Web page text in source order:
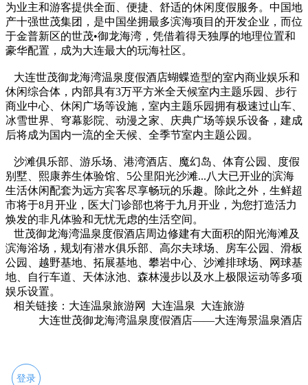
为业主和游客提供全面、便捷、舒适的休闲度假服务。中国地
产十强世茂集团，是中国坐拥最多滨海项目的开发企业，而位
于金普新区的世茂•御龙海湾，凭借着得天独厚的地理位置和
豪华配置，成为大连最大的玩海社区。
大连世茂御龙海湾温泉度假酒店蝴蝶造型的室内商业娱乐和
休闲综合体，内部具有3万平方米全天候室内主题乐园、步行
商业中心、休闲广场等设施，室内主题乐园拥有极速过山车、
冰雪世界、穹幕影院、动漫之家、庆典广场等娱乐设备，建成
后将成为国内一流的全天候、全季节室内主题公园。
沙滩俱乐部、游乐场、港湾酒店、魔幻岛、体育公园、度假
别墅、熙康养生体验馆、5公里阳光沙滩...八大已开业的滨海
生活休闲配套为远方宾客尽享畅玩的乐趣。除此之外，生鲜超
市将于8月开业，医大门诊部也将于九月开业，为您打造活力
焕发的非凡体验和无忧无虑的生活空间。
世茂御龙海湾温泉度假酒店周边修建有大面积的阳光海滩及
滨海浴场，规划有潜水俱乐部、高尔夫球场、房车公园、滑板
公园、越野基地、拓展基地、攀岩中心、沙滩排球场、网球基
地、自行车道、天体泳池、森林漫步以及水上极限运动等多项
娱乐设置。
相关链接：大连温泉旅游网 大连温泉 大连旅游
大连世茂御龙海湾温泉度假酒店——大连海景温泉酒店
登录